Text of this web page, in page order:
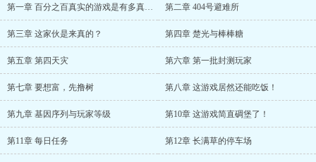
第一章 百分之百真实的游戏是有多真实？ 第二章 404号避难所
第三章 这家伙是来真的？ 第四章 楚光与棒棒糖
第五章 第四天灾 第六章 第一批封测玩家
第七章 要想富，先撸树 第八章 这游戏居然还能吃饭！
第九章 基因序列与玩家等级 第10章 这游戏简直碉堡了！
第11章 每日任务 第12章 长满草的停车场